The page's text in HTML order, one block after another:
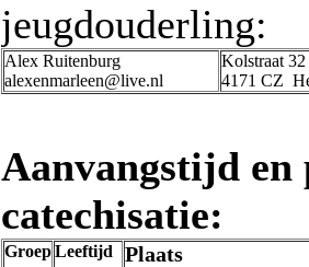
jeugdouderling:
Alex Ruitenburg
alexenmarleen@live.nl
Kolstraat 32
4171 CZ
Aanvangstijd en
catechisatie:
GroepLeeftijd Plaats